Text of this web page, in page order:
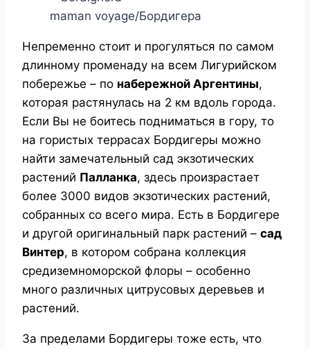
maman voyage/Бордигера
Непременно стоит и прогуляться по самом
длинному променаду на всем Лигурийском
побережье – по набережной Аргентины,
которая растянулась на 2 км вдоль города.
Если Вы не боитесь подниматься в гору, то
на гористых террасах Бордигеры можно
найти замечательный сад экзотических
растений Палланка, здесь произрастает
более 3000 видов экзотических растений,
собранных со всего мира. Есть в Бордигере
и другой оригинальный парк растений – сад
Винтер, в котором собрана коллекция
средиземноморской флоры – особенно
много различных цитрусовых деревьев и
растений.
За пределами Бордигеры тоже есть, что